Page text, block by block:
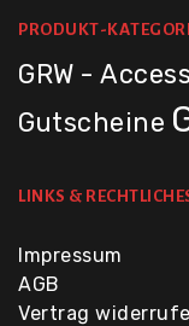
PRODUKT-
GRW -
Gutscheine
LINKS &
Impressum
AGB
Vertrag